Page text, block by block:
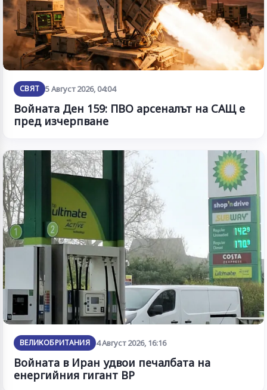
СВЯТ 5 Август 2026, 04:04
Войната Ден 159: ПВО арсеналът на САЩ е
пред изчерпване
ВЕЛИКОБРИТАНИЯ 4 Август 2026, 16:16
Войната в Иран удвои печалбата на
енергийния гигант BP